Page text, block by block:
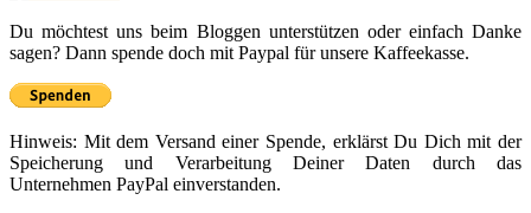
Du möchtest uns beim Bloggen unterstützen oder einfach Danke
sagen? Dann spende doch mit Paypal für unsere Kaffeekasse.
Hinweis: Mit dem Versand einer Spende, erklärst Du Dich mit der
Speicherung und Verarbeitung Deiner Daten durch das
Unternehmen PayPal einverstanden.